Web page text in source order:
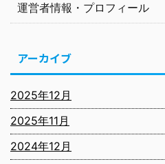
運営者情報・プロフィール
アーカイブ
2025年12月
2025年11月
2024年12月